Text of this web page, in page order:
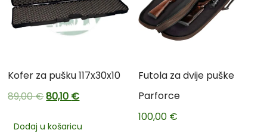
Kofer za pušku 117x30x10
89,00€80,10 €
Dodaj u košaricu
Futola za dvije puške
Parforce
100,00 €